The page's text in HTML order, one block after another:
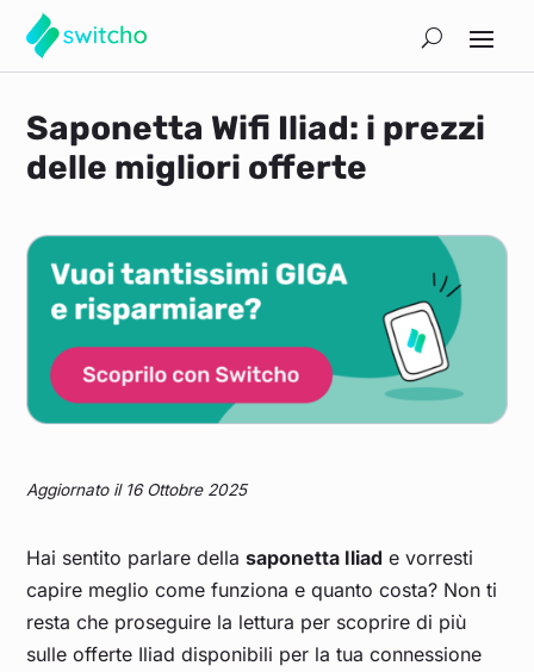
Saponetta Wifi Iliad: i prezzi
delle migliori offerte
Aggiornato il 16 Ottobre 2025
Hai sentito parlare dellasaponetta Iliad e vorresti
capire meglio come funziona e quanto costa? Non ti
resta che proseguire la lettura per scoprire di più
sulle offerte Iliad disponibili per la tua connessione